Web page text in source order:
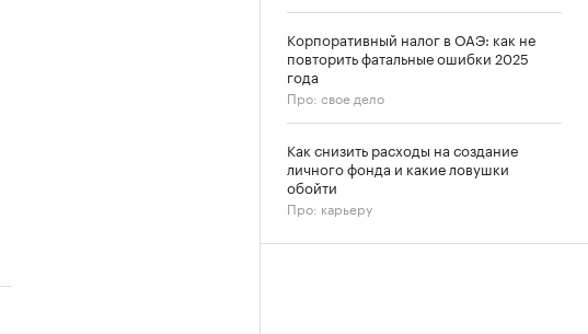
Корпоративный налог в ОАЭ: как не
повторить фатальные ошибки 2025
года
Про: свое дело
Как снизить расходы на создание
личного фонда и какие ловушки
обойти
Про: карьеру